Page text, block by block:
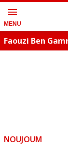
menu
MENU
Faouzi Ben
NOUJOUM